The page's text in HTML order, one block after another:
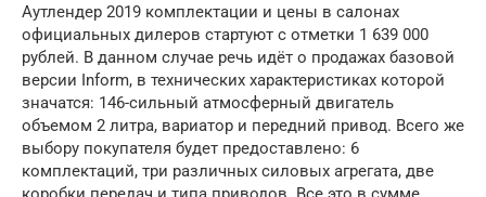
Аутлендер 2019 комплектации и цены в салонах
официальных дилеров стартуют с отметки 1 639 000
рублей. В данном случае речь идёт о продажах базовой
версии Inform, в технических характеристиках которой
значатся: 146-сильный атмосферный двигатель
объемом 2 литра, вариатор и передний привод. Всего же
выбору покупателя будет предоставлено: 6
комплектаций, три различных силовых агрегата, две